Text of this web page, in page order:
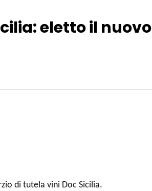
eletto il nuovo
di tutela vini Doc Sicilia.